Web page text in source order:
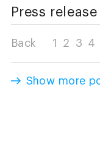
Press release
Back 1 2 3 4
Show more